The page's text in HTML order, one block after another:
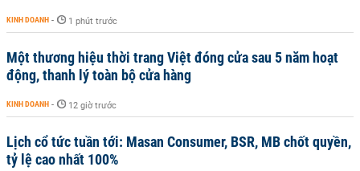
KINH DOANH - 1 phút trước
Một thương hiệu thời trang Việt đóng cửa sau 5 năm hoạt
động, thanh lý toàn bộ cửa hàng
KINH DOANH - 12 giờ trước
Lịch cổ tức tuần tới: Masan Consumer, BSR, MB chốt quyền,
tỷ lệ cao nhất 100%